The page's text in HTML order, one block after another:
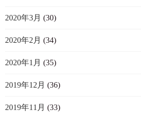
2020年3月 (30)
2020年2月 (34)
2020年1月 (35)
2019年12月 (36)
2019年11月 (33)